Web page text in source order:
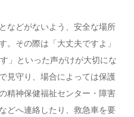
などがないよう、安全な場所
。その際は「大丈夫ですよ」
」といった声がけが大切にな
見守り、場合によっては保護
精神保健福祉センター・障害
どへ連絡したり、救急車を要